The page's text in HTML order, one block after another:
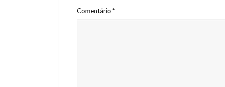
Comentário *